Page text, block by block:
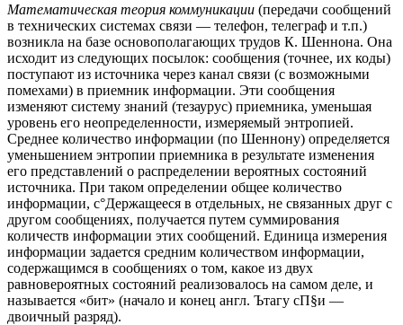
Математическая теория коммуникации (передачи сообщений
в технических системах связи — телефон, телеграф и т.п.)
возникла на базе основополагающих трудов К. Шеннона. Она
исходит из следующих посылок: сообщения (точнее, их коды)
поступают из источника через канал связи (с возможными
помехами) в приемник информации. Эти сообщения
изменяют систему знаний (тезаурус) приемника, уменьшая
уровень его неопределенности, измеряемый энтропией.
Среднее количество информации (по Шеннону) определяется
уменьшением энтропии приемника в результате изменения
его представлений о распределении вероятных состояний
источника. При таком определении общее количество
информации, с°Держащееся в отдельных, не связанных друг с
другом сообщениях, получается путем суммирования
количеств информации этих сообщений. Единица измерения
информации задается средним количеством информации,
содержащимся в сообщениях о том, какое из двух
равновероятных состояний реализовалось на самом деле, и
называется «бит» (начало и конец англ. Ътагу сП§и —
двоичный разряд).